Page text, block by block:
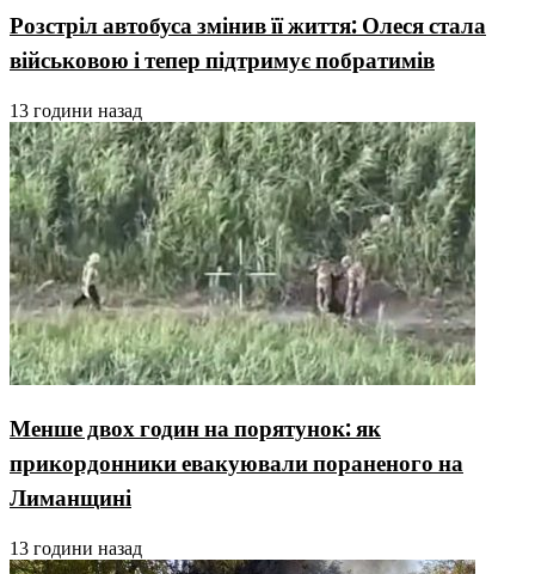
Розстріл автобуса змінив її життя: Олеся стала
військовою і тепер підтримує побратимів
13 години назад
Менше двох годин на порятунок: як
прикордонники евакуювали пораненого на
Лиманщині
13 години назад